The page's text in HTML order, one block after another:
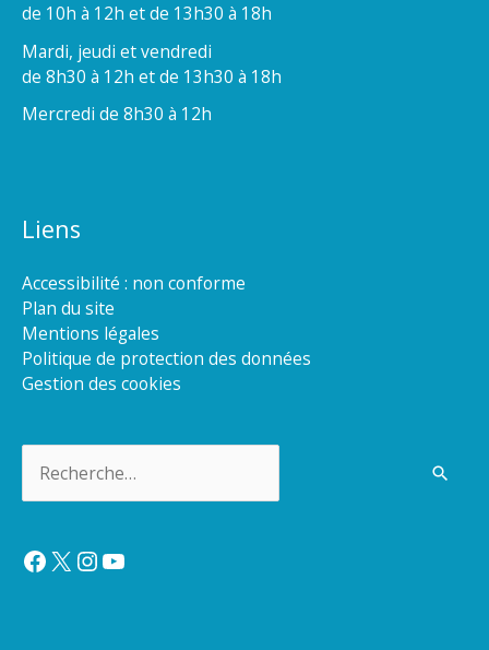
de 10h à 12h et de 13h30 à 18h
Mardi, jeudi et vendredi
de 8h30 à 12h et de 13h30 à 18h
Mercredi de 8h30 à 12h
Liens
Accessibilité : non conforme
Plan du site
Mentions légales
Politique de protection des données
Gestion des cookies
Facebook
X Instagram
YouTube